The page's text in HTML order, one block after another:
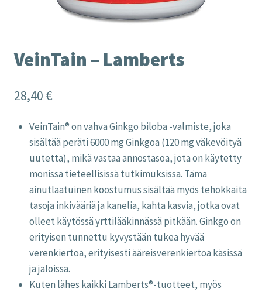
VeinTain – Lamberts
28,40 €
VeinTain® on vahva Ginkgo biloba -valmiste, joka
sisältää peräti 6000 mg Ginkgoa (120 mg väkevöityä
uutetta), mikä vastaa annostasoa, jota on käytetty
monissa tieteellisissä tutkimuksissa. Tämä
ainutlaatuinen koostumus sisältää myös tehokkaita
tasoja inkivääriä ja kanelia, kahta kasvia, jotka ovat
olleet käytössä yrttilääkinnässä pitkään. Ginkgo on
erityisen tunnettu kyvystään tukea hyvää
verenkiertoa, erityisesti ääreisverenkiertoa käsissä
ja jaloissa.
Kuten lähes kaikki Lamberts®-tuotteet, myös